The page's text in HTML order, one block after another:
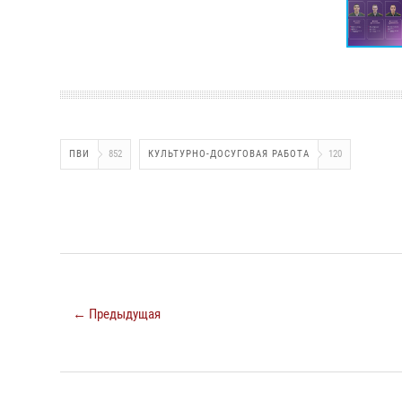
ПВИ 852 КУЛЬТУРНО-ДОСУГОВАЯ РАБОТА 120
← Предыдущая